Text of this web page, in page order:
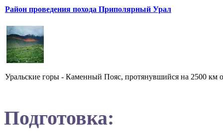
Район проведения похода Приполярный Урал
Уральские горы - Каменный Пояс, протянувшийся на 2500 км
Подготовка: